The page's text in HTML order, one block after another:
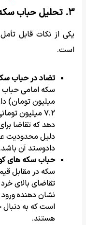
۳. تحلیل حباب سکه: سیگنال های ناهماهنگ
یکی از نکات قابل
است.
تضاد در حباب
میلیون تومان)
۷.۲ میلیون
دهد که تقاضا
دلیل محدودیت
دادوستد آن باشد.
حباب سکه های
تقاضای بالای
نشان دهنده ورود
است که به دنبال
هستند.